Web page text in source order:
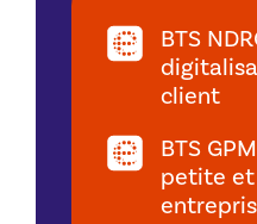
BTS
client
BTS
petite et